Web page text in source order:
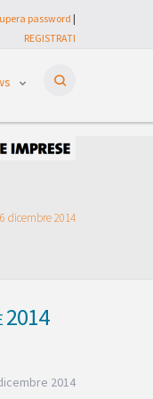
password |
REGISTRATI
dicembre 2014
2014
2014